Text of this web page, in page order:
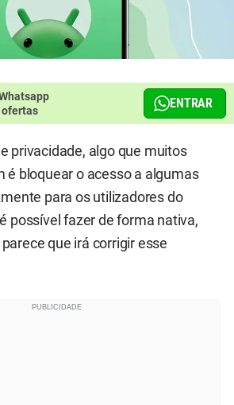
ofertas
ENTRAR
privacidade, algo que muitos
é bloquear o acesso a algumas
para os utilizadores do
possível fazer de forma nativa,
que irá corrigir esse